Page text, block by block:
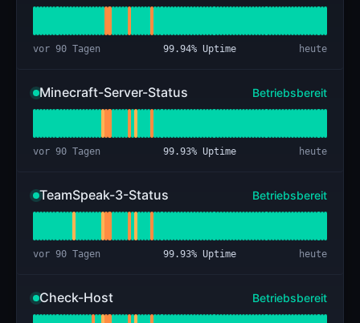
vor 90 Tagen 99.94% Uptime heute
Minecraft-Server-Status Betriebsbereit
vor 90 Tagen 99.93% Uptime heute
TeamSpeak-3-Status Betriebsbereit
vor 90 Tagen 99.93% Uptime heute
Check-Host Betriebsbereit